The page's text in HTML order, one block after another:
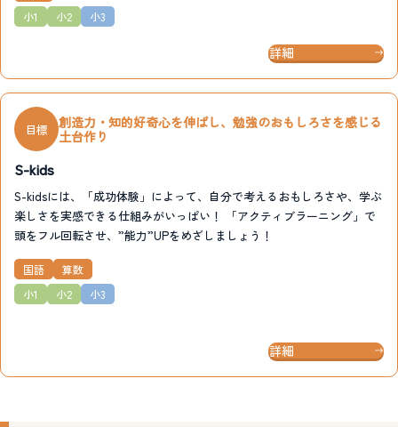
小1
小2 小3
詳細
目標
創造力・知的好奇心を伸ばし、勉強のおもしろさを感じる
土台作り
S-kids
S-kidsには、「成功体験」によって、自分で考えるおもしろさや、学ぶ
楽しさを実感できる仕組みがいっぱい！ 「アクティブラーニング」で
頭をフル回転させ、”能力”UPをめざしましょう！
国語
算数
小1
小2 小3
詳細